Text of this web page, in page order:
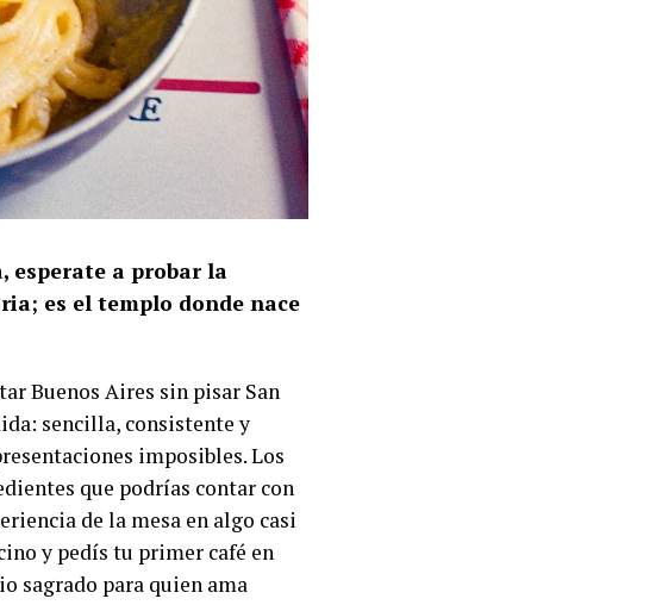
esperate a probar la
es el templo donde nace
Buenos Aires sin pisar San
sencilla, consistente y
imposibles. Los
que podrías contar con
de la mesa en algo casi
y pedís tu primer café en
sagrado para quien ama